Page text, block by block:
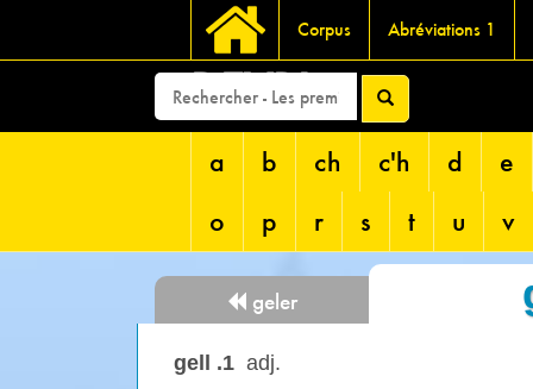
Corpus Abréviations 1
DEVRI
a b ch c'h d
e
o
p r s t u v
geler
gell .1 adj.